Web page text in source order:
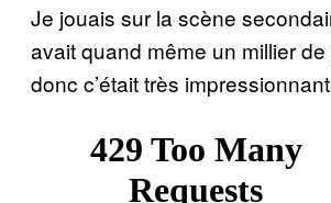
Je jouais sur la scène
avait quand même un millier
donc c’était très